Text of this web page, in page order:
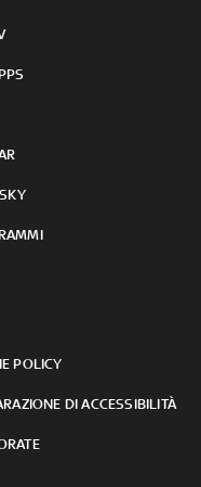
POLICY
DI ACCESSIBILITÀ